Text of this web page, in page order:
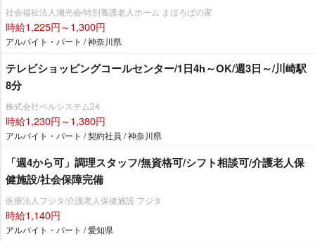
社会福祉法人湘光会/特別養護老人ホーム まほろばの家
時給1,225円～1,300円
アルバイト・パート / 神奈川県
テレビショッピングコールセンター/1日4h～OK/週3日～/川崎駅
8分
株式会社ベルシステム24
時給1,230円～1,380円
アルバイト・パート / 契約社員 / 神奈川県
「週4から可」調理スタッフ/無資格可/シフト相談可/介護老人保
健施設/社会保障完備
医療法人フジタ/介護老人保健施設 フジタ
時給1,140円
アルバイト・パート / 愛知県